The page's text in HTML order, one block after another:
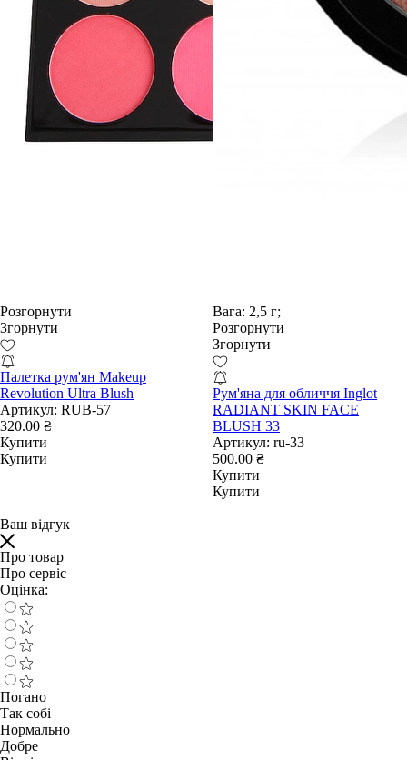
Розгорнути
Згорнути
Палетка рум'ян Makeup
Revolution Ultra Blush
Артикул: RUB-57
320.00 ₴
Купити
Купити
Вага: 2,5 г;
Розгорнути
Згорнути
Рум'яна для обличчя Inglot
RADIANT SKIN FACE
BLUSH 33
Артикул: ru-33
500.00 ₴
Купити
Купити
Ваш відгук
Про товар
Про сервіс
Оцінка:
Погано
Так собі
Нормально
Добре